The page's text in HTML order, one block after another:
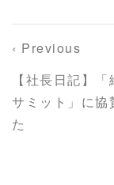
‹ Previous
【社長日記】「
サミット」に協
た